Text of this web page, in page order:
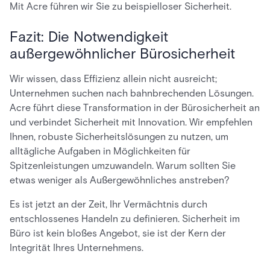
Mit Acre führen wir Sie zu beispielloser Sicherheit.
Fazit: Die Notwendigkeit
außergewöhnlicher Bürosicherheit
Wir wissen, dass Effizienz allein nicht ausreicht;
Unternehmen suchen nach bahnbrechenden Lösungen.
Acre führt diese Transformation in der Bürosicherheit an
und verbindet Sicherheit mit Innovation. Wir empfehlen
Ihnen, robuste Sicherheitslösungen zu nutzen, um
alltägliche Aufgaben in Möglichkeiten für
Spitzenleistungen umzuwandeln. Warum sollten Sie
etwas weniger als Außergewöhnliches anstreben?
Es ist jetzt an der Zeit, Ihr Vermächtnis durch
entschlossenes Handeln zu definieren. Sicherheit im
Büro ist kein bloßes Angebot, sie ist der Kern der
Integrität Ihres Unternehmens.